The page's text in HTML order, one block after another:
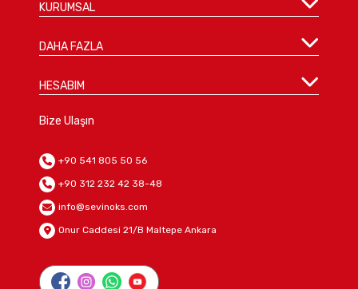
KURUMSAL
DAHA FAZLA
HESABIM
Bize Ulaşın
+90 541 805 50 56
+90 312 232 42 38-48
info@sevinoks.com
Onur Caddesi 21/B Maltepe Ankara